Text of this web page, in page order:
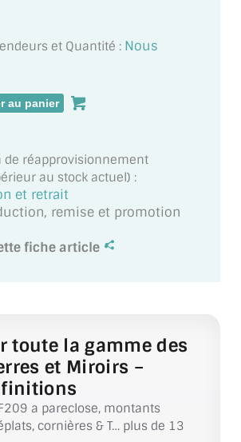
DE BAIN
DE SPORT
et Quantité : Nous
de réapprovisionnement
au stock actuel) :
et retrait
remise et promotion
fiche article
toute la gamme des
et Miroirs –
a pareclose, montants
cornières & T… plus de 13